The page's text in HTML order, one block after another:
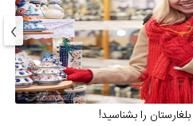
را بشناسید!
›